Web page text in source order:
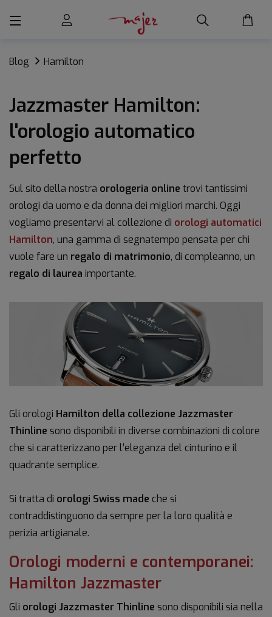
Blog Hamilton
Jazzmaster Hamilton:
l'orologio automatico
perfetto
Sul sito della nostra orologeria online trovi tantissimi
orologi da uomo e da donna dei migliori marchi. Oggi
vogliamo presentarvi al collezione di orologi automatici
Hamilton, una gamma di segnatempo pensata per chi
vuole fare un regalo di matrimonio, di compleanno, un
regalo di laurea importante.
Gli orologi Hamilton della collezione Jazzmaster
Thinline sono disponibili in diverse combinazioni di colore
che si caratterizzano per l’eleganza del cinturino e il
quadrante semplice.
Si tratta di orologi Swiss made che si
contraddistinguono da sempre per la loro qualità e
perizia artigianale.
Orologi moderni e contemporanei:
Hamilton Jazzmaster
Gli orologi Jazzmaster Thinline sono disponibili sia nella